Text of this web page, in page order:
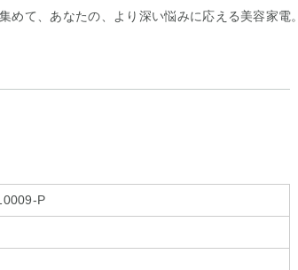
めて、あなたの、より深い悩みに応える美容家電。
P